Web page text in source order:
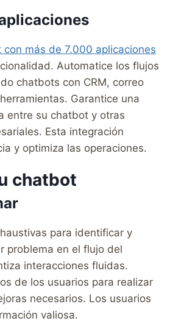
con más de 7.000 aplicaciones
Automatice los flujos
chatbots con CRM, correo
Garantice una
entre su chatbot y otras
Esta integración
y optimiza las operaciones.
chatbot
para identificar y
problema en el flujo del
interacciones fluidas.
de los usuarios para realizar
necesarios. Los usuarios
valiosa.